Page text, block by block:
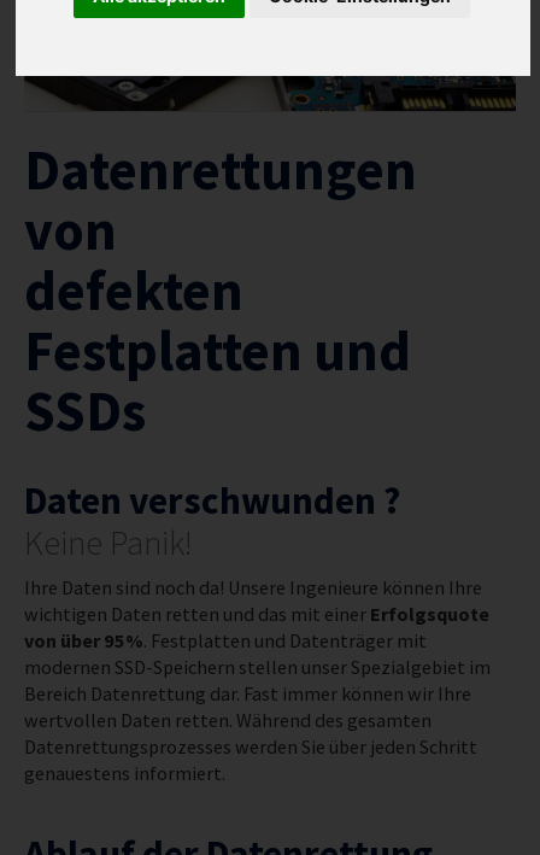
INFO
Datenrettungen
von
defekten
Festplatten und
SSDs
Daten verschwunden ?
Keine Panik!
Ihre Daten sind noch da! Unsere Ingenieure können Ihre
wichtigen Daten retten und das mit einer Erfolgsquote
von über 95%. Festplatten und Datenträger mit
modernen SSD-Speichern stellen unser Spezialgebiet im
Bereich Datenrettung dar. Fast immer können wir Ihre
wertvollen Daten retten. Während des gesamten
Datenrettungsprozesses werden Sie über jeden Schritt
genauestens informiert.